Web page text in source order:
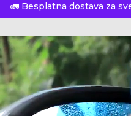
🚛 Besplatna dostava za